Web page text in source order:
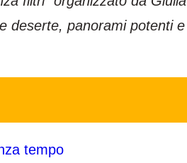
deserte, panorami potenti e